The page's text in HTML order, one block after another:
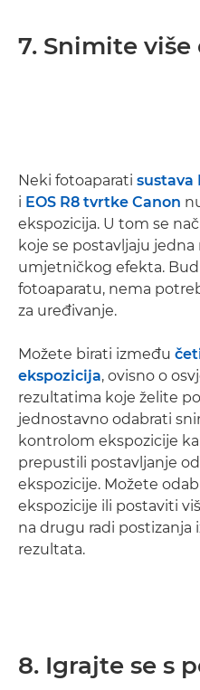
7. Snimite
Neki fotoaparati sustava
i EOS R8 tvrtke Canon
ekspozicija. U tom se
koje se postavljaju
umjetničkog efekta.
fotoaparatu, nema
za uređivanje.
Možete birati između
ekspozicija, ovisno o
rezultatima koje želite
jednostavno odabrati
kontrolom ekspozicije
prepustili postavljanje
ekspozicije. Možete
ekspozicije ili postaviti
na drugu radi postizanja
rezultata.
8. Igrajte se s